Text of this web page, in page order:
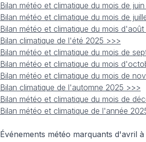
Bilan météo et climatique du mois de
Bilan météo et climatique du mois de
Bilan météo et climatique du mois
Bilan climatique de l'été 2025 >>>
Bilan météo et climatique du mois de
Bilan météo et climatique du mois
Bilan météo et climatique du mois de
Bilan climatique de l'automne 2025 >>>
Bilan météo et climatique du mois de
Bilan météo et climatique de l'année
Événements météo marquants d'avril à